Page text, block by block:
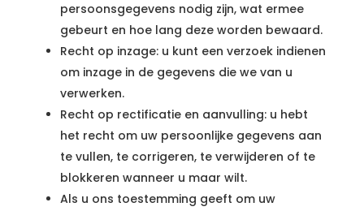
persoonsgegevens nodig zijn, wat ermee
gebeurt en hoe lang deze worden bewaard.
Recht op inzage: u kunt een verzoek indienen
om inzage in de gegevens die we van u
verwerken.
Recht op rectificatie en aanvulling: u hebt
het recht om uw persoonlijke gegevens aan
te vullen, te corrigeren, te verwijderen of te
blokkeren wanneer u maar wilt.
Als u ons toestemming geeft om uw